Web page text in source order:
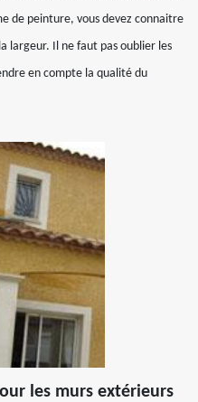
de peinture, vous devez connaitre
largeur. Il ne faut pas oublier les
en compte la qualité du
les murs extérieurs